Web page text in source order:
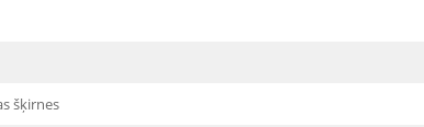
šķirnes